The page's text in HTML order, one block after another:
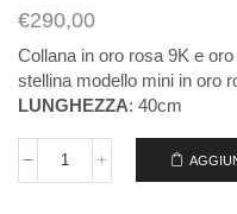
€290,00
Collana in oro rosa 9K e
stellina modello mini in oro
LUNGHEZZA: 40cm